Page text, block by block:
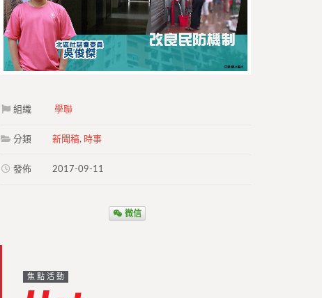
組織 學聯
分類 新聞稿, 時事
發佈 2017-09-11
微信
焦點活動